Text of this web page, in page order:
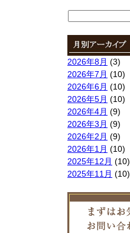
2026年8月 (3)
2026年7月 (10)
2026年6月 (10)
2026年5月 (10)
2026年4月 (9)
2026年3月 (9)
2026年2月 (9)
2026年1月 (10)
2025年12月 (10)
2025年11月 (10)
2025年8月(9)
2025年7月(10)